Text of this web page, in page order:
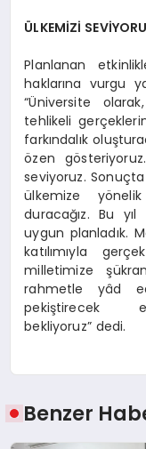
ÜLKEMİZİ
Planlanan
haklarına vurgu
“Üniversite
tehlikeli
farkındalık
özen
seviyoruz.
ülkemize
duracağız. Bu
uygun planladık.
katılımıyla
milletimize
rahmetle yâd
pekiştirecek
bekliyoruz” dedi.
Benzer